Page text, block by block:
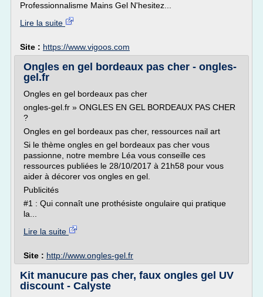
Professionnalisme Mains Gel N'hesitez...
Lire la suite
Site : https://www.vigoos.com
Ongles en gel bordeaux pas cher - ongles-
gel.fr
Ongles en gel bordeaux pas cher
ongles-gel.fr » ONGLES EN GEL BORDEAUX PAS CHER
?
Ongles en gel bordeaux pas cher, ressources nail art
Si le thème ongles en gel bordeaux pas cher vous
passionne, notre membre Léa vous conseille ces
ressources publiées le 28/10/2017 à 21h58 pour vous
aider à décorer vos ongles en gel.
Publicités
#1 : Qui connaît une prothésiste ongulaire qui pratique
la...
Lire la suite
Site : http://www.ongles-gel.fr
Kit manucure pas cher, faux ongles gel UV
discount - Calyste